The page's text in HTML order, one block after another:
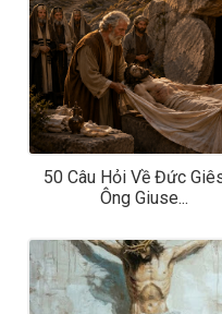
50 Câu Hỏi Về Đức
Ông Giuse...